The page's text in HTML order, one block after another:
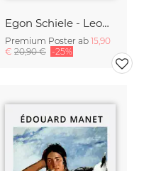
Egon Schiele - Leopold Museum
Premium Poster ab 15,90
€ 20,90 € -25%